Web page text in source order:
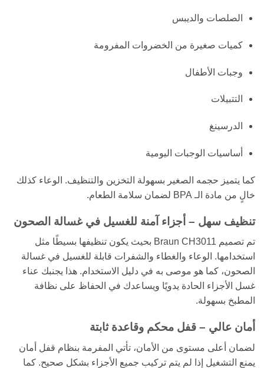
الصلصات والديبس
كميات صغيرة من الخضروات المفرومة
وجبات الأطفال
التتبيلات
الدرسينغ
أساسيات الوجبات اليومية
كما يتميز حجمه الصغير بسهولة التخزين والتنظيف. الوعاء كذلك
خالٍ من مادة الـ BPA لضمان سلامة الطعام.
تنظيف سهل – أجزاء آمنة للغسيل في غسالة الصحون
تم تصميم Braun CH3011 بحيث يكون تنظيفها بسيطًا مثل
استخدامها. الوعاء والغطاء والشفرات قابلة للغسيل في غسالة
الصحون، كما هو موصى به في دليل الاستخدام. هذا يجنبك عناء
غسل الأجزاء الحادة يدويًا ويساعدك في الحفاظ على نظافة
المطبخ بسهولة.
أمان عالي – قفل محكم وقاعدة ثابتة
لضمان أعلى مستوى من الأمان، تأتي المفرمة بنظام قفل أمان
يمنع التشغيل إذا لم يتم تركيب جميع الأجزاء بشكل صحيح. كما